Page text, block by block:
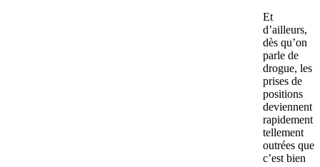
Et
d’ailleurs,
dès qu’on
parle de
drogue, les
prises de
positions
deviennent
rapidement
tellement
outrées que
c’est bien